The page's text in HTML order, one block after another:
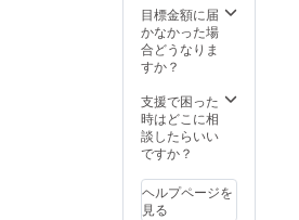
りま
す。
目標金額に届
かなかった場
合どうなりま
すか？
支援で困った
時はどこに相
談したらいい
ですか？
ヘルプページを
見る